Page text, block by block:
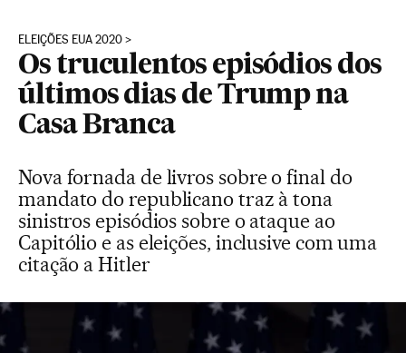
ELEIÇÕES EUA 2020
Os truculentos episódios dos
últimos dias de Trump na
Casa Branca
Nova fornada de livros sobre o final do
mandato do republicano traz à tona
sinistros episódios sobre o ataque ao
Capitólio e as eleições, inclusive com uma
citação a Hitler